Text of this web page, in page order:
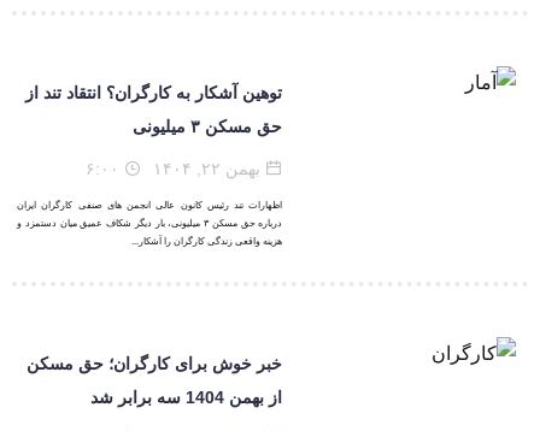
توهین آشکار به کارگران؟ انتقاد تند از
حق مسکن ۳ میلیونی
بهمن ۲۲, ۱۴۰۴
اظهارات تند رئیس کانون عالی انجمن های صنفی کارگران ایران
درباره حق مسکن ۳ میلیونی، بار دیگر شکاف عمیق میان دستمزد و
هزینه واقعی زندگی کارگران را آشکار...
خبر خوش برای کارگران؛ حق مسکن
از بهمن 1404 سه برابر شد